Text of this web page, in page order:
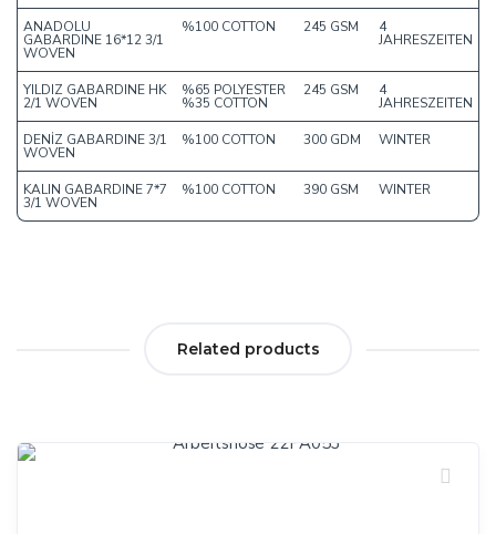
ANADOLU
GABARDINE 16*12 3/1
WOVEN
%100 COTTON 245 GSM 4
JAHRESZEITEN
YILDIZ GABARDINE HK
2/1 WOVEN
%65 POLYESTER
%35 COTTON
245 GSM 4
JAHRESZEITEN
DENİZ GABARDINE 3/1
WOVEN
%100 COTTON 300 GDM WINTER
KALIN GABARDINE 7*7
3/1 WOVEN
%100 COTTON 390 GSM WINTER
Related products